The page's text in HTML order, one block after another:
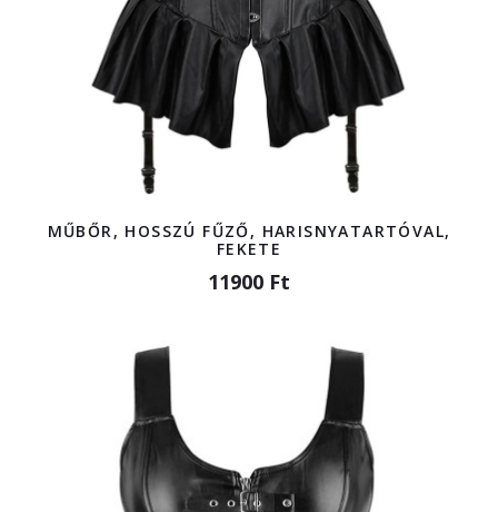
MŰBŐR, HOSSZÚ FŰZŐ, HARISNYATARTÓVAL,
FEKETE
11900 Ft